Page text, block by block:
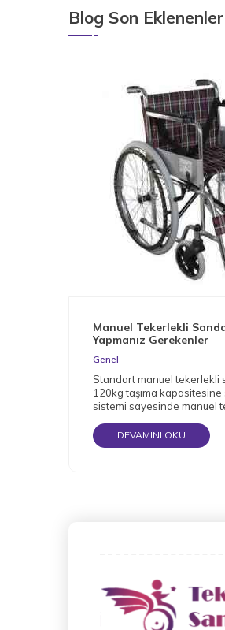
Blog Son Eklenenler
Manuel Tekerlekli
Yapmanız Gerekenler
Genel
Standart manuel tekerlekli
120kg taşıma
sistemi sayesinde manuel
DEVAMINI OKU